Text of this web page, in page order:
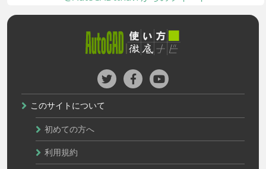
このサイトについて
初めての方へ
利用規約